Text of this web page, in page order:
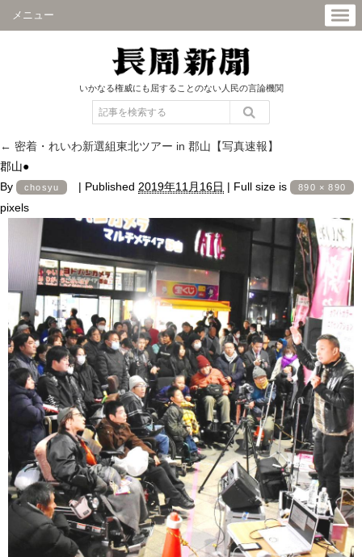
メニュー
いかなる権威にも屈することのない人民の言論機関
← 密着・れいわ新選組東北ツアー in 郡山【写真速報】
郡山●
By
chosyu | Published 2019年11月16日 | Full size is 890 × 890
pixels